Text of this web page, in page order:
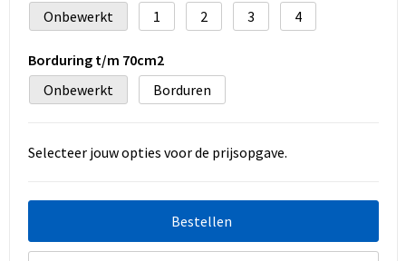
Onbewerkt
1 2 3 4
Borduring t/m 70cm2
Onbewerkt
Borduren
Selecteer jouw opties voor de prijsopgave.
Bestellen